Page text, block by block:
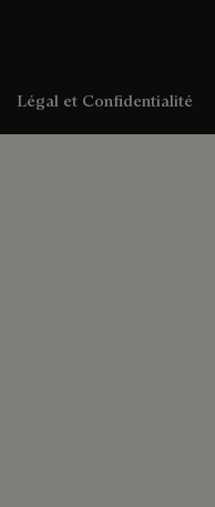
Légal et Confidentialité